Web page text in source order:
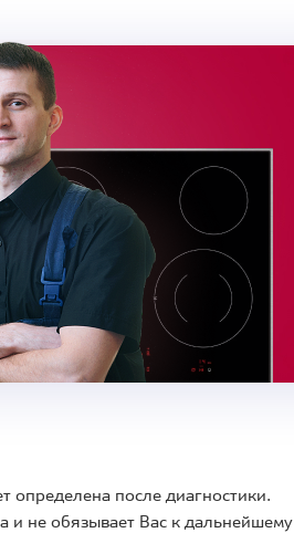
определена после диагностики.
и не обязывает Вас к дальнейшему